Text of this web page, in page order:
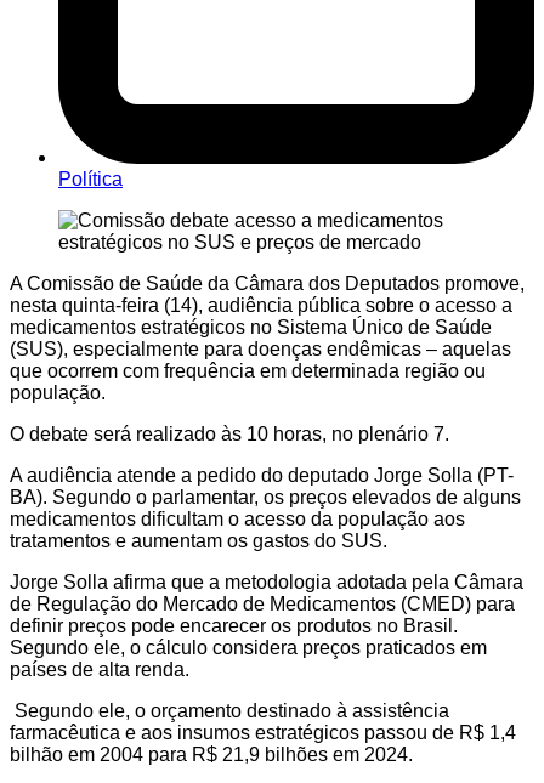
Política
A Comissão de Saúde da Câmara dos Deputados promove,
nesta quinta-feira (14), audiência pública sobre o acesso a
medicamentos estratégicos no Sistema Único de Saúde
(SUS), especialmente para doenças endêmicas – aquelas
que ocorrem com frequência em determinada região ou
população.
O debate será realizado às 10 horas, no plenário 7.
A audiência atende a pedido do deputado Jorge Solla (PT-
BA). Segundo o parlamentar, os preços elevados de alguns
medicamentos dificultam o acesso da população aos
tratamentos e aumentam os gastos do SUS.
Jorge Solla afirma que a metodologia adotada pela Câmara
de Regulação do Mercado de Medicamentos (CMED) para
definir preços pode encarecer os produtos no Brasil.
Segundo ele, o cálculo considera preços praticados em
países de alta renda.
Segundo ele, o orçamento destinado à assistência
farmacêutica e aos insumos estratégicos passou de R$ 1,4
bilhão em 2004 para R$ 21,9 bilhões em 2024.